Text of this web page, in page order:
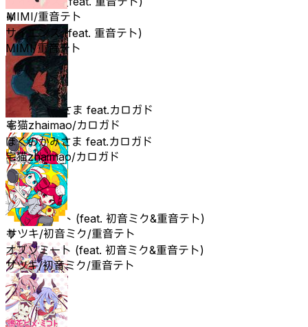
MIMI/重音テト
ぼくのかみさま feat.カロガド
宅猫zhaimao/カロガド
オブソミート (feat. 初音ミク&重音テト)
サツキ/初音ミク/重音テト
サイエンス (feat. 重音テト)
MIMI/重音テト
ぼくのかみさま feat.カロガド
宅猫zhaimao/カロガド
オブソミート (feat. 初音ミク&重音テト)
サツキ/初音ミク/重音テト